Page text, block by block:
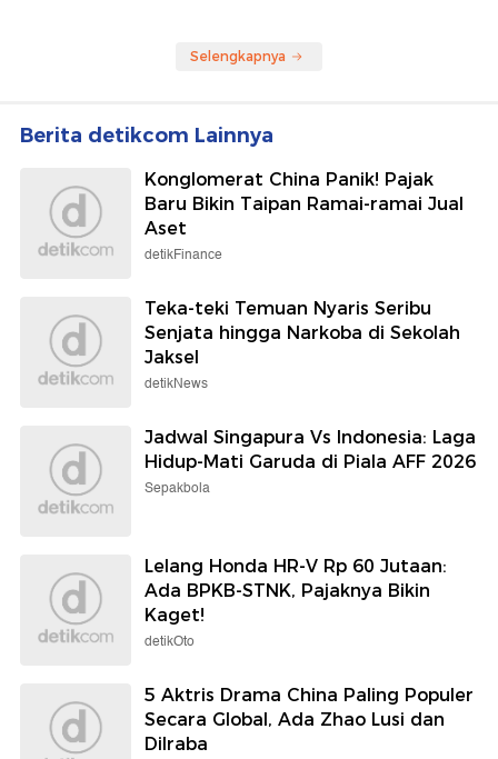
Selengkapnya
Berita detikcom Lainnya
Konglomerat China Panik! Pajak
Baru Bikin Taipan Ramai-ramai Jual
Aset
detikFinance
Teka-teki Temuan Nyaris Seribu
Senjata hingga Narkoba di Sekolah
Jaksel
detikNews
Jadwal Singapura Vs Indonesia: Laga
Hidup-Mati Garuda di Piala AFF 2026
Sepakbola
Lelang Honda HR-V Rp 60 Jutaan:
Ada BPKB-STNK, Pajaknya Bikin
Kaget!
detikOto
5 Aktris Drama China Paling Populer
Secara Global, Ada Zhao Lusi dan
Dilraba